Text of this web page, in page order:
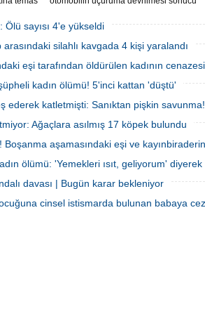
sayısı 4'e yükseldi
silahlı kavgada 4 kişi yaralandı
eşi tarafından öldürülen kadının
kadın ölümü! 5'inci kattan 'düştü'
ederek katletmişti: Sanıktan pişkin savunma!
Ağaçlara asılmış 17 köpek bulundu
Boşanma aşamasındaki eşi ve
ölümü: 'Yemekleri ısıt, geliyorum' diyerek
davası | Bugün karar bekleniyor
cinsel istismarda bulunan babaya